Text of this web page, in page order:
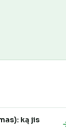
ką jis